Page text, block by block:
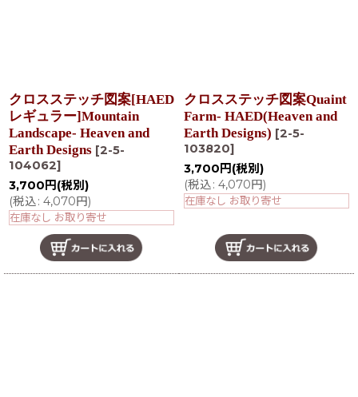
クロスステッチ図案[HAED
レギュラー]Mountain
Landscape- Heaven and
Earth Designs [2-5-
104062]
3,700 円 (税別)
(税込: 4,070円)
在庫なし お取り寄せ
クロスステッチ図案Quaint
Farm- HAED(Heaven and
Earth Designs) [2-5-
103820]
3,700 円 (税別)
(税込: 4,070円)
在庫なし お取り寄せ